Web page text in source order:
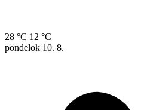
28 °C 12 °C
pondelok 10. 8.